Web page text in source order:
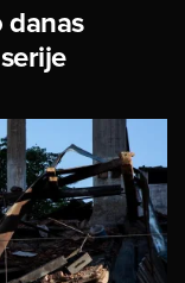
danas